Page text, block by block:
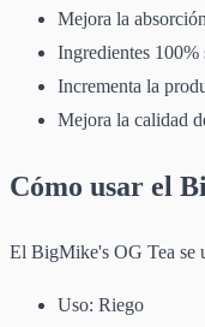
Mejora la
Ingredientes
Incrementa la
Mejora la calidad
Cómo usar el
El BigMike's OG Tea se
Uso: Riego